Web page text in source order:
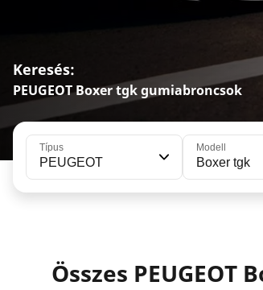
Keresés:
PEUGEOT Boxer tgk gumiabroncsok
Típus
PEUGEOT
Modell
Boxer tgk
Összes